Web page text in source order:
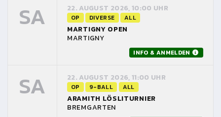
SA 22. AUGUST 2026, 10:00 UHR
OP DIVERSE ALL
MARTIGNY OPEN
MARTIGNY
INFO & ANMELDEN
SA 22. AUGUST 2026, 11:00 UHR
OP 9-BALL ALL
ARAMITH LÖSLITURNIER
BREMGARTEN